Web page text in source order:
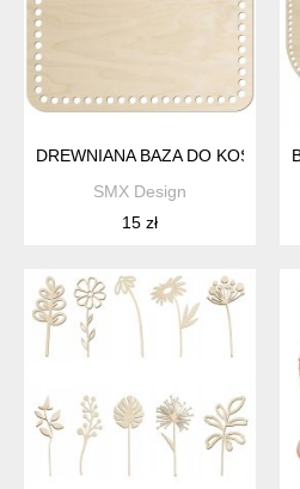
DREWNIANA BAZA DO
SMX Design
15 zł